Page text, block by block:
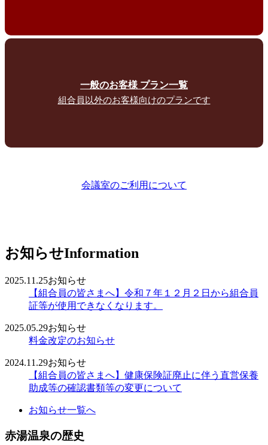
一般のお客様 プラン一覧
組合員以外のお客様向けのプランです
会議室のご利用について
お知らせInformation
2025.11.25お知らせ
【組合員の皆さまへ】令和７年１２月２日から組合員
証等が使用できなくなります。
2025.05.29お知らせ
料金改定のお知らせ
2024.11.29お知らせ
【組合員の皆さまへ】健康保険証廃止に伴う直営保養
助成等の確認書類等の変更について
お知らせ一覧へ
赤湯温泉の歴史